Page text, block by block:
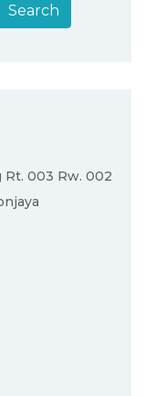
Rt. 003 Rw. 002